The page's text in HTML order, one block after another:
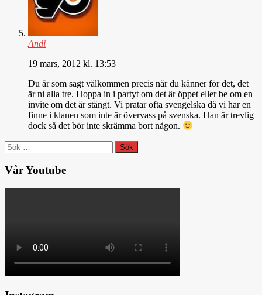
Andi
19 mars, 2012 kl. 13:53
Du är som sagt välkommen precis när du känner för det, det
är ni alla tre. Hoppa in i partyt om det är öppet eller be om en
invite om det är stängt. Vi pratar ofta svengelska då vi har en
finne i klanen som inte är övervass på svenska. Han är trevlig
dock så det bör inte skrämma bort någon.
Sök
efter:
Vår Youtube